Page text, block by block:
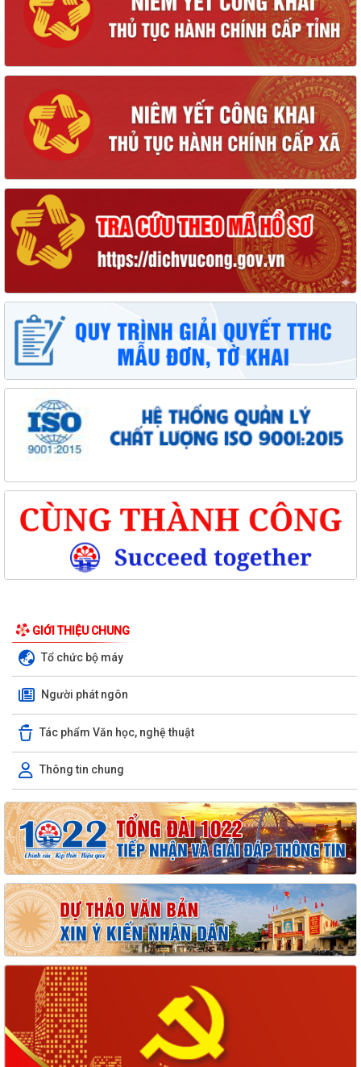
GIỚI THIỆU CHUNG
Tổ chức bộ máy
Người phát ngôn
Tác phẩm Văn học, nghệ thuật
Thông tin chung